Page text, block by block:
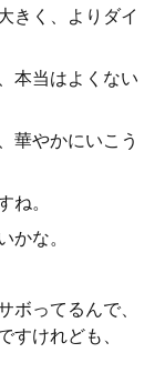
きく、よりダイ
本当はよくない
華やかにいこう
ね。
かな。
ボってるんで、
すけれども、